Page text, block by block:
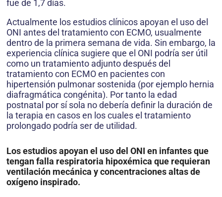
fue de 1,7 días.
Actualmente los estudios clínicos apoyan el uso del
ONI antes del tratamiento con ECMO, usualmente
dentro de la primera semana de vida. Sin embargo, la
experiencia clínica sugiere que el ONI podría ser útil
como un tratamiento adjunto después del
tratamiento con ECMO en pacientes con
hipertensión pulmonar sostenida (por ejemplo hernia
diafragmática congénita). Por tanto la edad
postnatal por sí sola no debería definir la duración de
la terapia en casos en los cuales el tratamiento
prolongado podría ser de utilidad.
Los estudios apoyan el uso del ONI en infantes que
tengan falla respiratoria hipoxémica que requieran
ventilación mecánica y concentraciones altas de
oxígeno inspirado.